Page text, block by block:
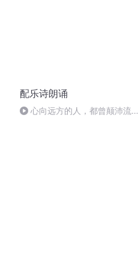
配乐诗朗诵
心向远方的人，都曾颠沛流离